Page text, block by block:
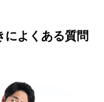
によくある質問